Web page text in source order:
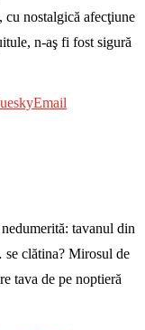
cu nostalgică afecţiune
n-aş fi fost sigură
Email
tavanul din
clătina? Mirosul de
tava de pe noptieră